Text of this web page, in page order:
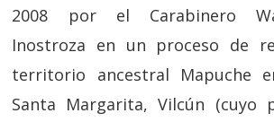
2008 por el Carabinero
Inostroza en un proceso de
territorio ancestral Mapuche
Santa Margarita, Vilcún (cuyo